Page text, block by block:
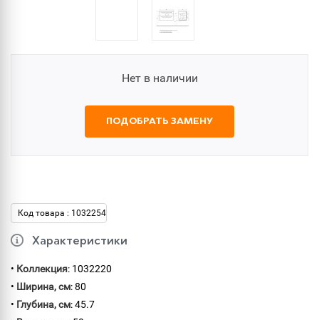
Нет в наличии
ПОДОБРАТЬ ЗАМЕНУ
Код товара : 1032254
Характеристики
• Коллекция: 1032220
• Ширина, см: 80
• Глубина, см: 45.7